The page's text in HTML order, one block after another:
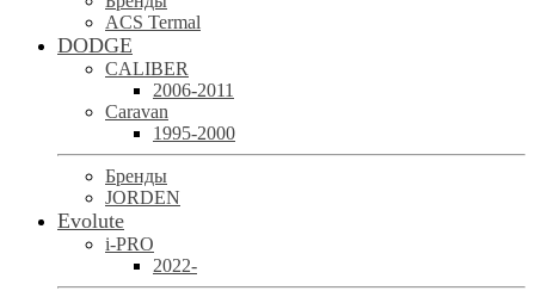
ACS Termal
DODGE
CALIBER
2006-2011
Caravan
1995-2000
Бренды
JORDEN
Evolute
i-PRO
2022-